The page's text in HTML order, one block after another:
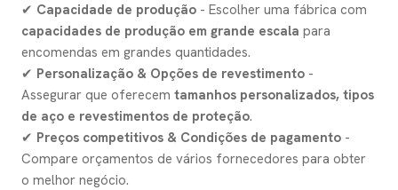
✔ Capacidade de produção - Escolher uma fábrica com
capacidades de produção em grande escala para
encomendas em grandes quantidades.
✔ Personalização & Opções de revestimento -
Assegurar que oferecem tamanhos personalizados, tipos
de aço e revestimentos de proteção.
✔ Preços competitivos & Condições de pagamento -
Compare orçamentos de vários fornecedores para obter
o melhor negócio.